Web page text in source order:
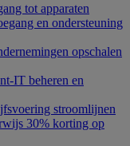
tot apparaten
en ondersteuning
opschalen
IT beheren en
stroomlijnen
30% korting op